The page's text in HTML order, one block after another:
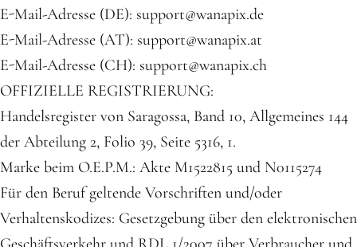
E-Mail-Adresse (DE): support@wanapix.de
E-Mail-Adresse (AT): support@wanapix.at
E-Mail-Adresse (CH): support@wanapix.ch
OFFIZIELLE REGISTRIERUNG:
Handelsregister von Saragossa, Band 10, Allgemeines 144
der Abteilung 2, Folio 39, Seite 5316, 1.
Marke beim O.E.P.M.: Akte M1522815 und N0115274
Für den Beruf geltende Vorschriften und/oder
Verhaltenskodizes: Gesetzgebung über den elektronischen